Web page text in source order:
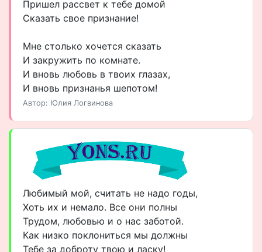
Пришел рассвет к тебе домой
Сказать свое признание!
Мне столько хочется сказать
И закружить по комнате.
И вновь любовь в твоих глазах,
И вновь признанья шепотом!
Автор: Юлия Логвинова
Любимый мой, считать не надо годы,
Хоть их и немало. Все они полны
Трудом, любовью и о нас заботой.
Как низко поклониться мы должны
Тебе за доброту твою и ласку!